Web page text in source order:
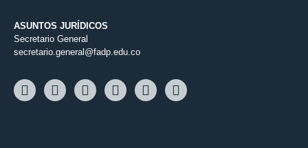
ASUNTOS JURÍDICOS
Secretario General
secretario.general@fadp.edu.co